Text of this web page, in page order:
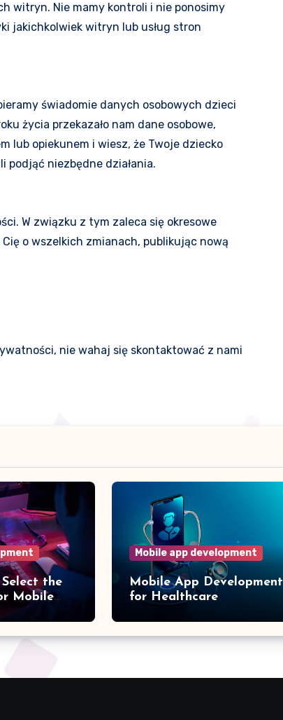
witryn. Nie mamy kontroli i nie ponosimy
jakichkolwiek witryn lub usług stron
świadomie danych osobowych dzieci
życia przekazało nam dane osobowe,
lub opiekunem i wiesz, że Twoje dziecko
podjąć niezbędne działania.
W związku z tym zaleca się okresowe
o wszelkich zmianach, publikując nową
nie wahaj się skontaktować z nami
the
Mobile
Mobile app development
Mobile App Development
for Healthcare